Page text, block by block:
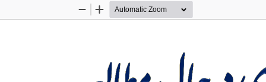
Zoom
Zoom